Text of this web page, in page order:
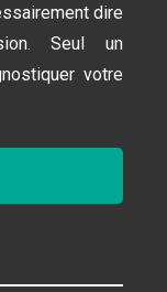
dire
Seul un
votre